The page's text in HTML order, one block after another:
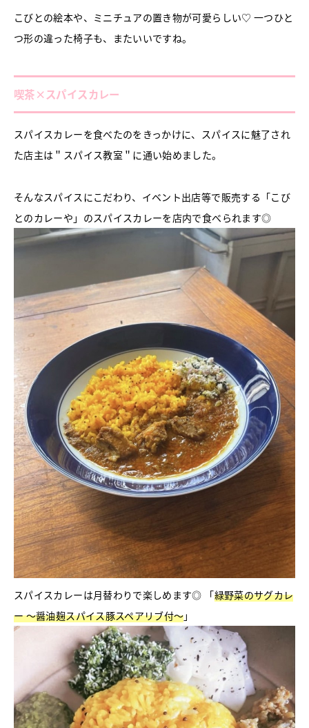
こびとの絵本や、ミニチュアの置き物が可愛らしい♡ 一つひと
つ形の違った椅子も、またいいですね。
喫茶×スパイスカレー
スパイスカレーを食べたのをきっかけに、スパイスに魅了され
た店主は＂スパイス教室＂に通い始めました。
そんなスパイスにこだわり、イベント出店等で販売する「こび
とのカレーや」のスパイスカレーを店内で食べられます◎
スパイスカレーは月替わりで楽しめます◎ 「緑野菜のサグカレ
ー ～醤油麹スパイス豚スペアリブ付～」